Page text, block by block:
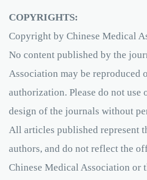
COPYRIGHTS:
Copyright by Chinese Medical
No content published by the
Association may be reproduced
authorization. Please do not use
design of the journals without
All articles published represent
authors, and do not reflect the
Chinese Medical Association or